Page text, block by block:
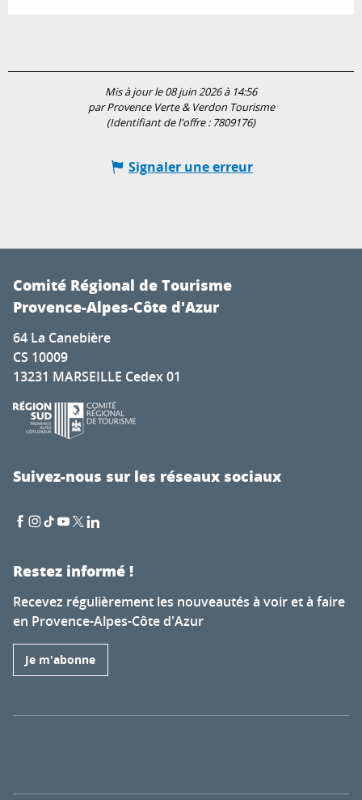
Mis à jour le 08 juin 2026 à 14:56
par Provence Verte & Verdon Tourisme
(Identifiant de l'offre : 7809176)
Signaler une erreur
Comité Régional de Tourisme
Provence-Alpes-Côte d'Azur
64 La Canebière
CS 10009
13231 MARSEILLE Cedex 01
Suivez-nous sur les réseaux sociaux
Restez informé !
Recevez régulièrement les nouveautés à voir et à faire
en Provence-Alpes-Côte d'Azur
Je m'abonne